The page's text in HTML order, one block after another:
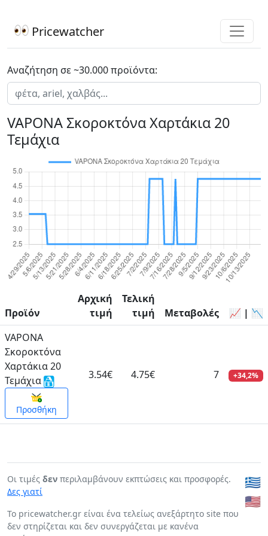
Pricewatcher
Αναζήτηση σε ~30.000 προϊόντα:
VAPONA Σκοροκτόνα Χαρτάκια 20
Τεμάχια
Προϊόν
Αρχική
τιμή
Τελική
τιμή
Μεταβολές
📈 | 📉
VAPONA
Σκοροκτόνα
Χαρτάκια 20
Τεμάχια
Προσθήκη
3.54€ 4.75€ 7 +34,2%
Οι τιμές δεν περιλαμβάνουν εκπτώσεις και προσφορές.
Δες γιατί
To pricewatcher.gr είναι ένα τελείως ανεξάρτητο site που
δεν στηρίζεται και δεν συνεργάζεται με κανένα
🇬🇷
🇺🇸